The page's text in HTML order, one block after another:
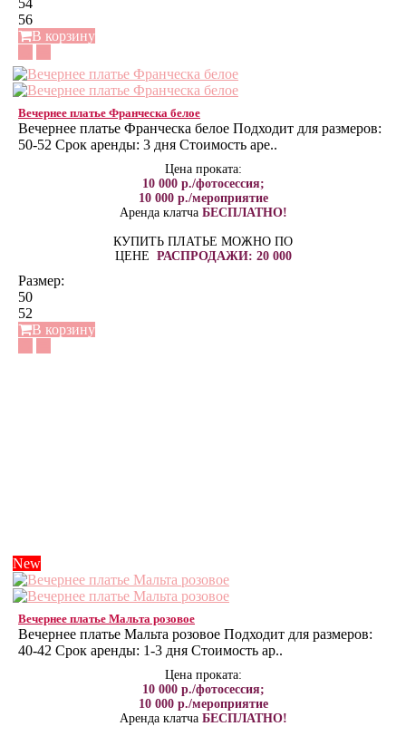
56
В корзину
Вечернее платье Франческа белое
Вечернее платье Франческа белое Подходит для размеров:
50-52 Срок аренды: 3 дня Стоимость аре..
Цена проката:
10 000 р./фотосессия;
10 000 р./мероприятие
Аренда клатча БЕСПЛАТНО!
КУПИТЬ ПЛАТЬЕ МОЖНО ПО
ЦЕНЕ РАСПРОДАЖИ: 20 000
Размер:
50
52
В корзину
New
Вечернее платье Мальта розовое
Вечернее платье Мальта розовое Подходит для размеров:
40-42 Срок аренды: 1-3 дня Стоимость ар..
Цена проката:
10 000 р./фотосессия;
10 000 р./мероприятие
Аренда клатча БЕСПЛАТНО!